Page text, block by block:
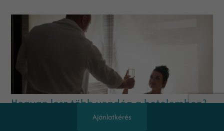
Hogyan lesz több vendég a hotelemben?
– Esettanulmány a 168%-os
Ajánlatkérés